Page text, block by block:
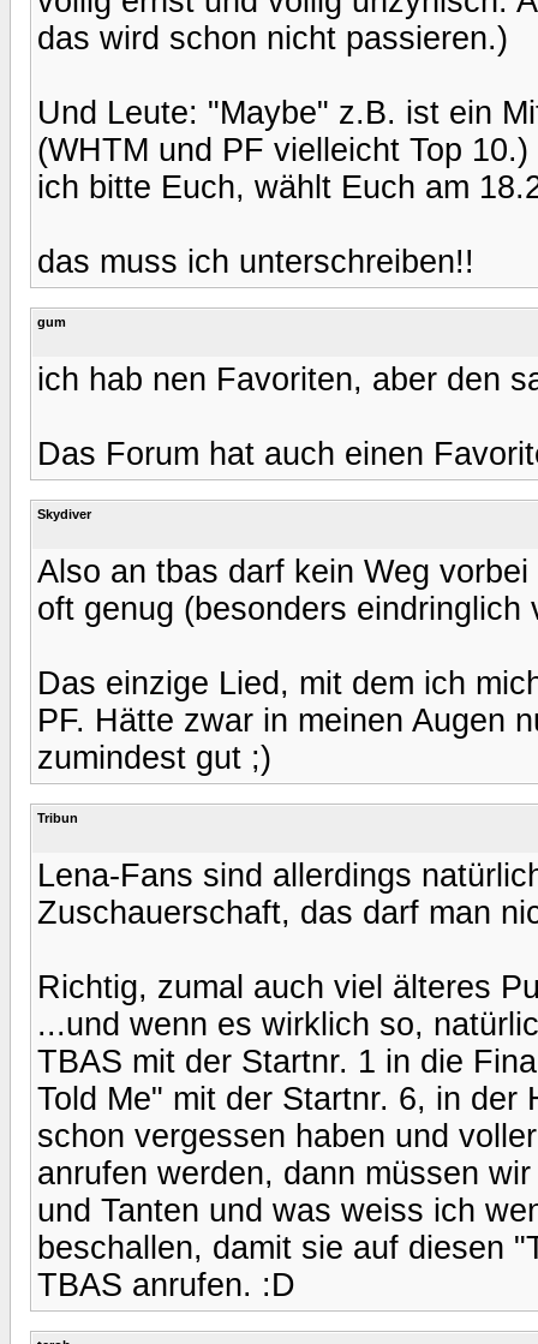
das wird schon nicht passieren.)
Und Leute: "Maybe" z.B. ist ein
(WHTM und PF vielleicht Top
ich bitte Euch, wählt Euch am
das muss ich unterschreiben!!
gum
ich hab nen Favoriten, aber den
Das Forum hat auch einen
Skydiver
Also an tbas darf kein Weg
oft genug (besonders eindringlich
Das einzige Lied, mit dem ich
PF. Hätte zwar in meinen Augen
zumindest gut ;)
Tribun
Lena-Fans sind allerdings
Zuschauerschaft, das darf man
Richtig, zumal auch viel älteres
...und wenn es wirklich so,
TBAS mit der Startnr. 1 in die
Told Me" mit der Startnr. 6, in der
schon vergessen haben und
anrufen werden, dann müssen
und Tanten und was weiss ich
beschallen, damit sie auf diesen
TBAS anrufen. :D